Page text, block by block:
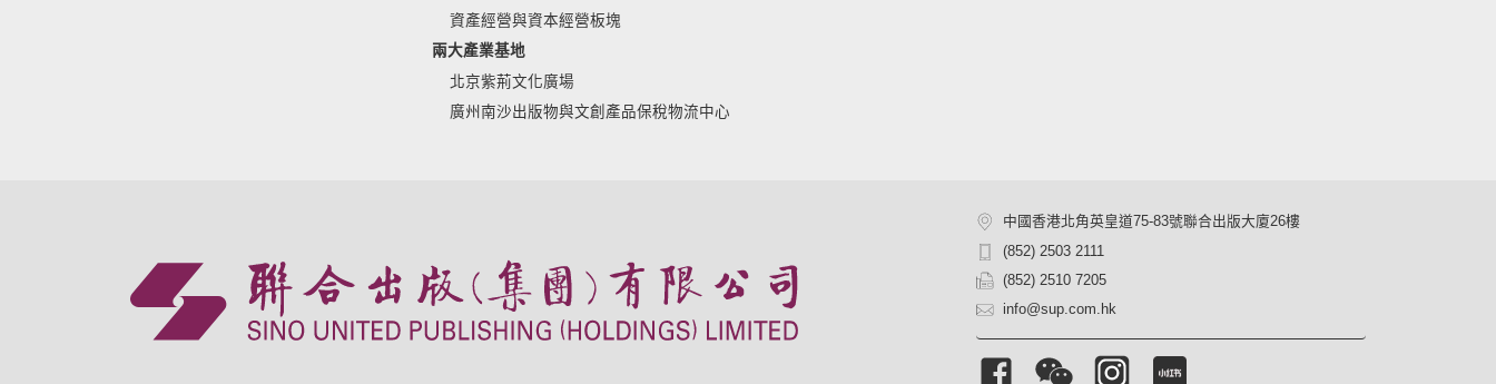
資產經營與資本經營板塊
兩大產業基地
北京紫荊文化廣場
廣州南沙出版物與文創產品保稅物流中心
中國香港北角英皇道75-83號聯合出版大廈26樓
(852) 2503 2111
(852) 2510 7205
info@sup.com.hk